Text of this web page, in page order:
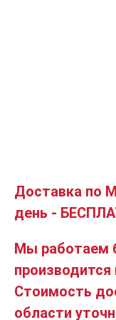
Доставка по
день -
Мы работаем
производится
Стоимость
области